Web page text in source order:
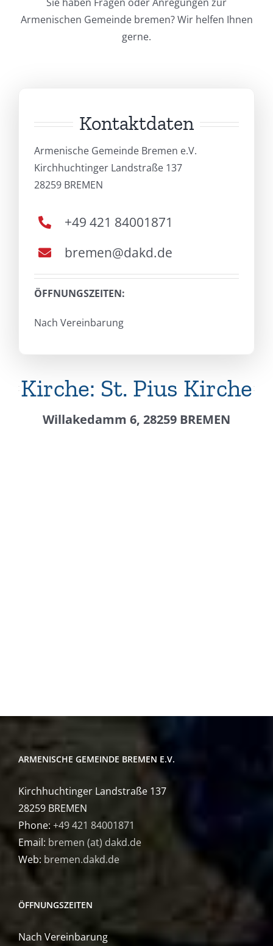
Armenischen Gemeinde bremen? Wir helfen Ihnen
gerne.
Kontaktdaten
Armenische Gemeinde Bremen e.V.
Kirchhuchtinger Landstraße 137
28259 BREMEN
+49 421 84001871
bremen@dakd.de
ÖFFNUNGSZEITEN:
Nach Vereinbarung
Kirche: St. Pius Kirche
Willakedamm 6, 28259 BREMEN
ARMENISCHE GEMEINDE BREMEN E.V.
Kirchhuchtinger Landstraße 137
28259 BREMEN
Phone: +49 421 84001871
Email: bremen (at) dakd.de
Web: bremen.dakd.de
ÖFFNUNGSZEITEN
Nach Vereinbarung